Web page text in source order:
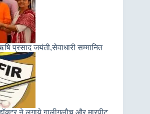
प्रसाद जयंती,सेवाधारी सम्मानित
ने लगाये गालीगलौच और मारपीट